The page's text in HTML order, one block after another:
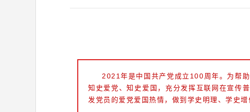
2021年是中国共产党成立100周年。为帮
知史爱党、知史爱国，充分发挥互联网在宣传
发党员的爱党爱国热情，做到学史明理、学史增